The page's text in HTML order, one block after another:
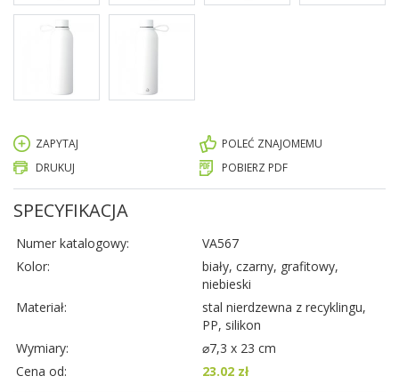
ZAPYTAJ
POLEĆ ZNAJOMEMU
DRUKUJ
POBIERZ PDF
SPECYFIKACJA
Numer katalogowy:
VA567
Kolor:
biały, czarny, grafitowy,
niebieski
Materiał:
stal nierdzewna z recyklingu,
PP, silikon
Wymiary:
⌀7,3 x 23 cm
Cena od:
23.02 zł